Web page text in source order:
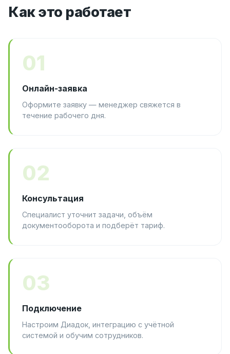
Как это работает
01
Онлайн-заявка
Оформите заявку — менеджер свяжется в
течение рабочего дня.
02
Консультация
Специалист уточнит задачи, объём
документооборота и подберёт тариф.
03
Подключение
Настроим Диадок, интеграцию с учётной
системой и обучим сотрудников.